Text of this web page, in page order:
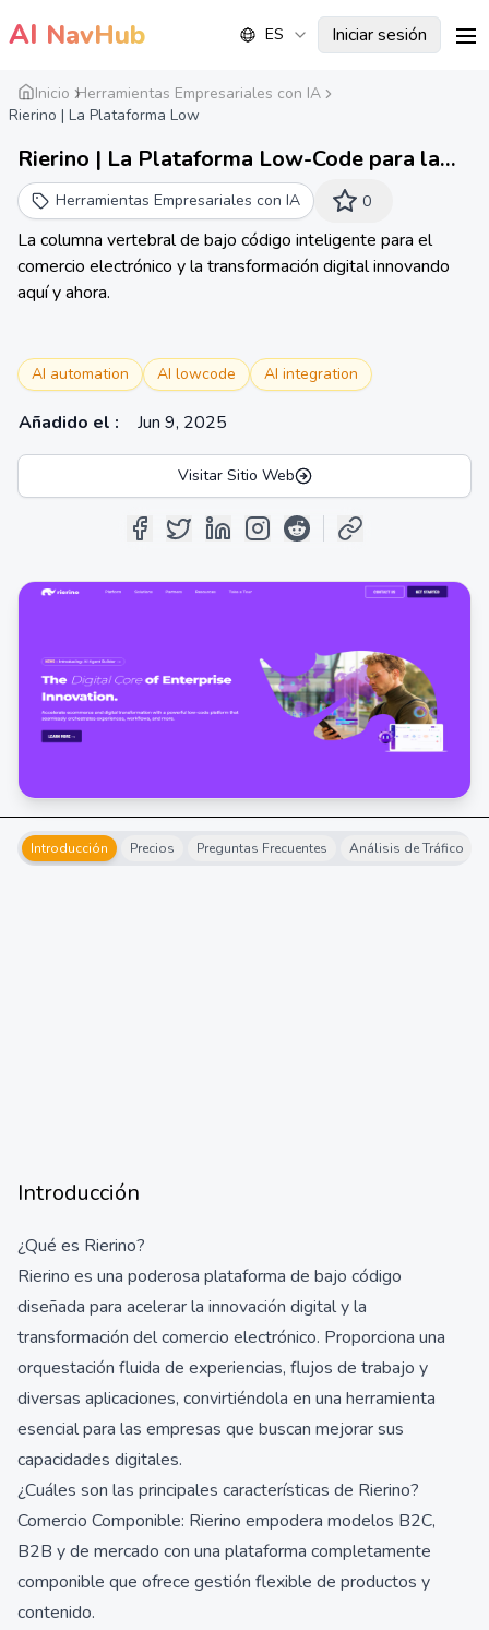
AI NavHub ES Iniciar sesión
Inicio Herramientas Empresariales con IA
Rierino | La Plataforma Low
Rierino | La Plataforma Low-Code para la
Innovación Digital
Herramientas Empresariales con IA 0
La columna vertebral de bajo código inteligente para el
comercio electrónico y la transformación digital innovando
aquí y ahora.
AI automation AI lowcode AI integration
Añadido el : Jun 9, 2025
Visitar Sitio Web
Introducción Precios Preguntas Frecuentes Análisis de Tráfico
Introducción
¿Qué es Rierino?
Rierino es una poderosa plataforma de bajo código
diseñada para acelerar la innovación digital y la
transformación del comercio electrónico. Proporciona una
orquestación fluida de experiencias, flujos de trabajo y
diversas aplicaciones, convirtiéndola en una herramienta
esencial para las empresas que buscan mejorar sus
capacidades digitales.
¿Cuáles son las principales características de Rierino?
Comercio Componible: Rierino empodera modelos B2C,
B2B y de mercado con una plataforma completamente
componible que ofrece gestión flexible de productos y
contenido.